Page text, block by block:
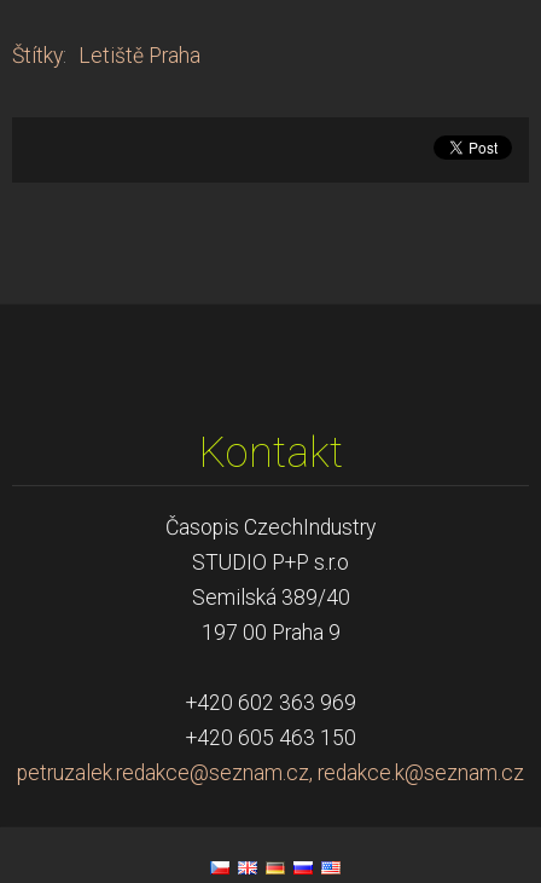
Štítky: Letiště Praha
Kontakt
Časopis CzechIndustry
STUDIO P+P s.r.o
Semilská 389/40
197 00 Praha 9
+420 602 363 969
+420 605 463 150
petruzalek.redakce@seznam.cz, redakce.k@seznam.cz